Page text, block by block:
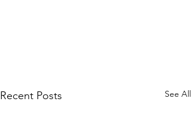
Recent Posts See All